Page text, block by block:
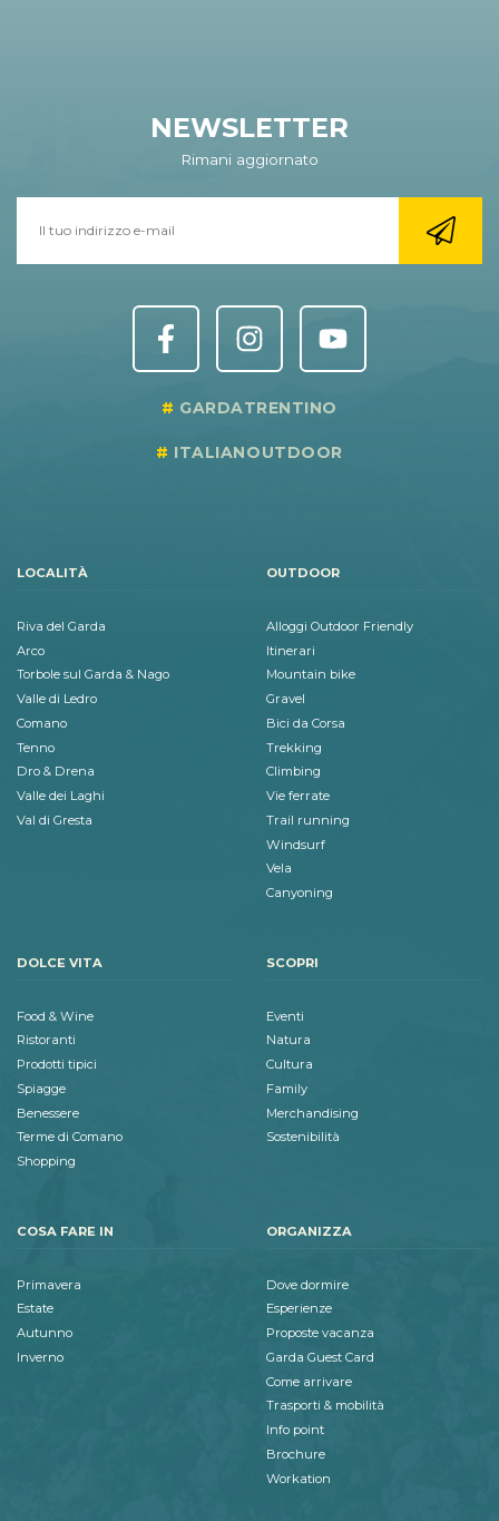
NEWSLETTER
Rimani aggiornato
GARDATRENTINO
ITALIANOUTDOOR
LOCALITÀ
Riva del Garda
Arco
Torbole sul Garda & Nago
Valle di Ledro
Comano
Tenno
Dro & Drena
Valle dei Laghi
Val di Gresta
OUTDOOR
Alloggi Outdoor Friendly
Itinerari
Mountain bike
Gravel
Bici da Corsa
Trekking
Climbing
Vie ferrate
Trail running
Windsurf
Vela
Canyoning
DOLCE VITA
Food & Wine
Ristoranti
Prodotti tipici
Spiagge
Benessere
Terme di Comano
Shopping
SCOPRI
Eventi
Natura
Cultura
Family
Merchandising
Sostenibilità
COSA FARE IN
Primavera
Estate
Autunno
Inverno
ORGANIZZA
Dove dormire
Esperienze
Proposte vacanza
Garda Guest Card
Come arrivare
Trasporti & mobilità
Info point
Brochure
Workation